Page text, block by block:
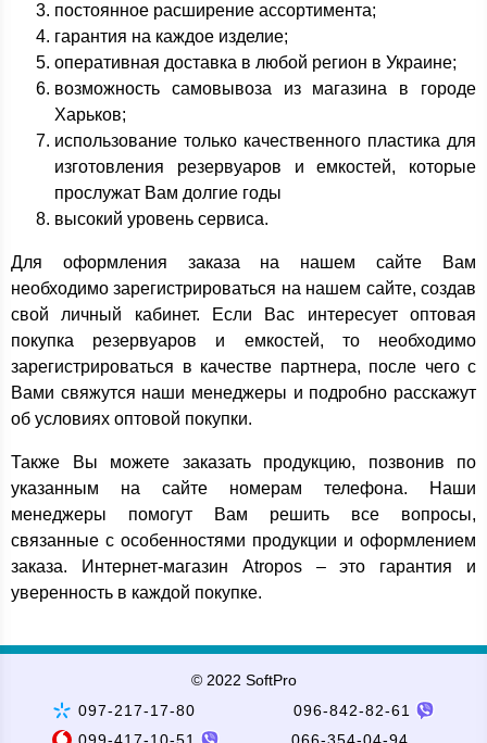
постоянное расширение ассортимента;
гарантия на каждое изделие;
оперативная доставка в любой регион в Украине;
возможность самовывоза из магазина в городе
Харьков;
использование только качественного пластика для
изготовления резервуаров и емкостей, которые
прослужат Вам долгие годы
высокий уровень сервиса.
Для оформления заказа на нашем сайте Вам
необходимо зарегистрироваться на нашем сайте, создав
свой личный кабинет. Если Вас интересует оптовая
покупка резервуаров и емкостей, то необходимо
зарегистрироваться в качестве партнера, после чего с
Вами свяжутся наши менеджеры и подробно расскажут
об условиях оптовой покупки.
Также Вы можете заказать продукцию, позвонив по
указанным на сайте номерам телефона. Наши
менеджеры помогут Вам решить все вопросы,
связанные с особенностями продукции и оформлением
заказа. Интернет-магазин Atropos – это гарантия и
уверенность в каждой покупке.
© 2022 SoftPro
097-217-17-80
096-842-82-61